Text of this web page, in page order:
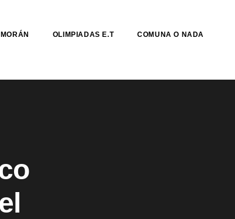
OLIMPIADAS E.T COMUNA O NADA